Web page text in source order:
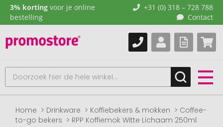
3% korting voor je online
bestelling
+31 (0) 318 – 728 788
Contact
Home Drinkware Koffiebekers & mokken
Coffee-
to-go bekers
RPP Koffiemok Witte Lichaam 250ml